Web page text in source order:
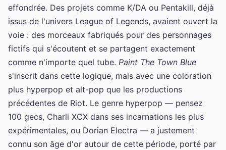
effondrée. Des projets comme K/DA ou Pentakill, déjà
issus de l'univers League of Legends, avaient ouvert la
voie : des morceaux fabriqués pour des personnages
fictifs qui s'écoutent et se partagent exactement
comme n'importe quel tube. Paint The Town Blue
s'inscrit dans cette logique, mais avec une coloration
plus hyperpop et alt-pop que les productions
précédentes de Riot. Le genre hyperpop — pensez
100 gecs, Charli XCX dans ses incarnations les plus
expérimentales, ou Dorian Electra — a justement
connu son âge d'or autour de cette période, porté par